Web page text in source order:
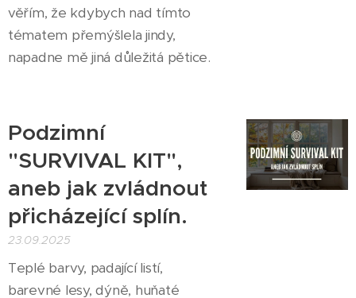
věřím, že kdybych nad tímto
tématem přemýšlela jindy,
napadne mě jiná důležitá pětice.
Podzimní
"SURVIVAL KIT",
aneb jak zvládnout
přicházející splín.
23.09.2025
Teplé barvy, padající listí,
barevné lesy, dýně, huňaté